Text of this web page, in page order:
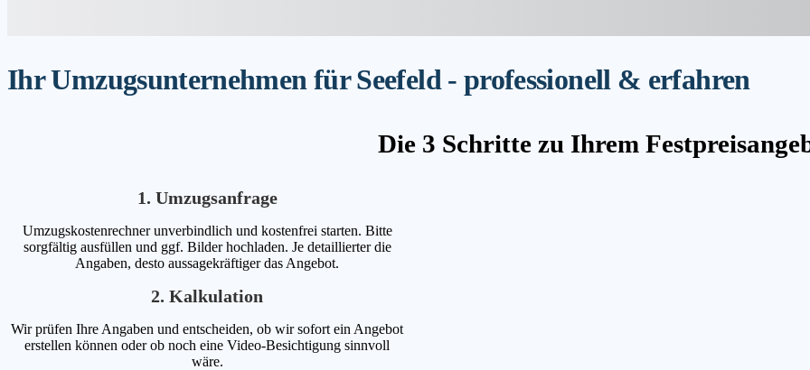
Ihr Umzugsunternehmen für Seefeld - professionell & erfahren
Die 3 Schritte zu Ihrem
1. Umzugsanfrage
Umzugskostenrechner unverbindlich und kostenfrei starten. Bitte
sorgfältig ausfüllen und ggf. Bilder hochladen. Je detaillierter die
Angaben, desto aussagekräftiger das Angebot.
2. Kalkulation
Wir prüfen Ihre Angaben und entscheiden, ob wir sofort ein Angebot
erstellen können oder ob noch eine Video-Besichtigung sinnvoll
wäre.